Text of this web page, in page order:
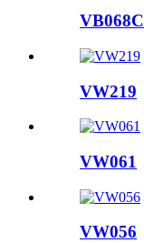
VB068C
VW219
VW061
VW056